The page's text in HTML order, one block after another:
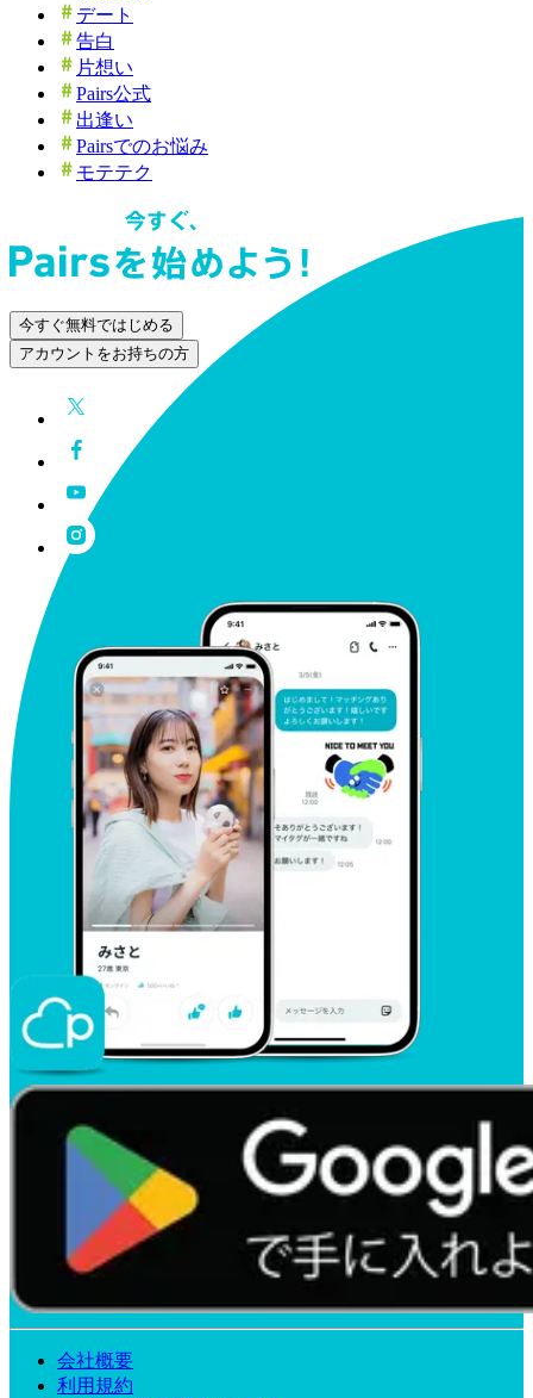
デート
告白
片想い
Pairs公式
出逢い
Pairsでのお悩み
モテテク
今すぐ無料ではじめる
アカウントをお持ちの方
会社概要
利用規約